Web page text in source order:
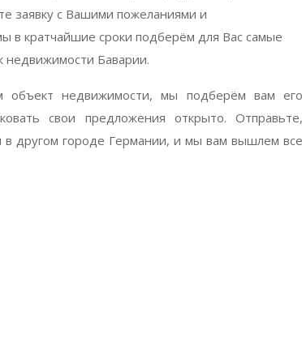
заявку с Вашими пожеланиями и
в кратчайшие сроки подберём для Вас самые
Баварии.
недвижимости, мы подберём вам его
свои предложения открыто. Отправьте,
другом городе Германии, и мы вам вышлем все